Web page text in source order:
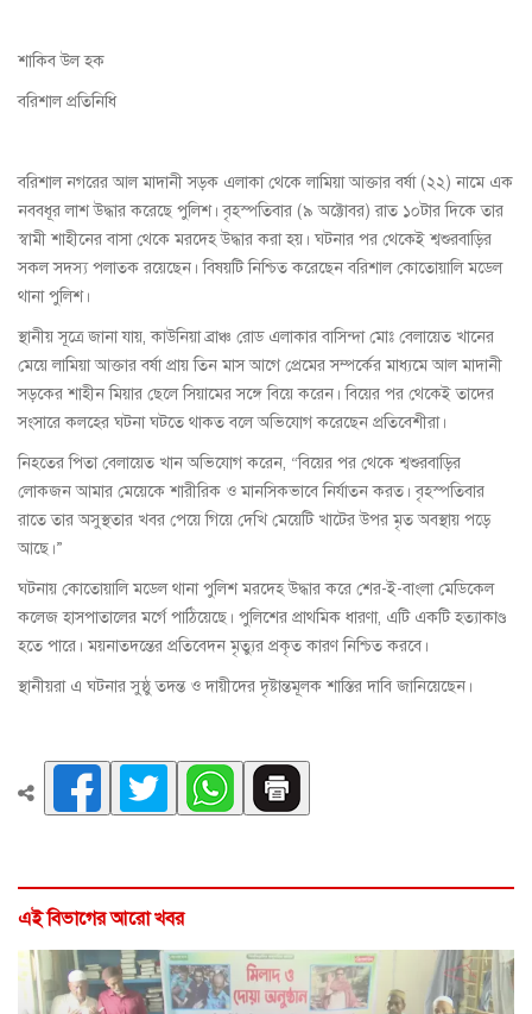
শাকিব উল হক
বরিশাল প্রতিনিধি
বরিশাল নগরের আল মাদানী সড়ক এলাকা থেকে লামিয়া আক্তার বর্ষা (২২) নামে এক
নববধূর লাশ উদ্ধার করেছে পুলিশ। বৃহস্পতিবার (৯ অক্টোবর) রাত ১০টার দিকে তার
স্বামী শাহীনের বাসা থেকে মরদেহ উদ্ধার করা হয়। ঘটনার পর থেকেই শ্বশুরবাড়ির
সকল সদস্য পলাতক রয়েছেন। বিষয়টি নিশ্চিত করেছেন বরিশাল কোতোয়ালি মডেল
থানা পুলিশ।
স্থানীয় সূত্রে জানা যায়, কাউনিয়া ব্রাঞ্চ রোড এলাকার বাসিন্দা মোঃ বেলায়েত খানের
মেয়ে লামিয়া আক্তার বর্ষা প্রায় তিন মাস আগে প্রেমের সম্পর্কের মাধ্যমে আল মাদানী
সড়কের শাহীন মিয়ার ছেলে সিয়ামের সঙ্গে বিয়ে করেন। বিয়ের পর থেকেই তাদের
সংসারে কলহের ঘটনা ঘটতে থাকত বলে অভিযোগ করেছেন প্রতিবেশীরা।
নিহতের পিতা বেলায়েত খান অভিযোগ করেন, “বিয়ের পর থেকে শ্বশুরবাড়ির
লোকজন আমার মেয়েকে শারীরিক ও মানসিকভাবে নির্যাতন করত। বৃহস্পতিবার
রাতে তার অসুস্থতার খবর পেয়ে গিয়ে দেখি মেয়েটি খাটের উপর মৃত অবস্থায় পড়ে
আছে।”
ঘটনায় কোতোয়ালি মডেল থানা পুলিশ মরদেহ উদ্ধার করে শের-ই-বাংলা মেডিকেল
কলেজ হাসপাতালের মর্গে পাঠিয়েছে। পুলিশের প্রাথমিক ধারণা, এটি একটি হত্যাকাণ্ড
হতে পারে। ময়নাতদন্তের প্রতিবেদন মৃত্যুর প্রকৃত কারণ নিশ্চিত করবে।
স্থানীয়রা এ ঘটনার সুষ্ঠু তদন্ত ও দায়ীদের দৃষ্টান্তমূলক শাস্তির দাবি জানিয়েছেন।
এই বিভাগের আরো খবর